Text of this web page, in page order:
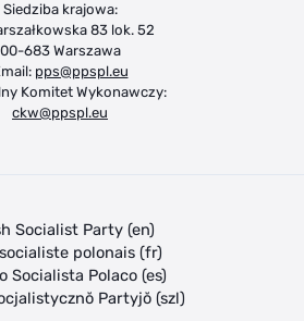
Siedziba krajowa:
83 lok. 52
00-683 Warszawa
pps@ppspl.eu
Komitet Wykonawczy:
ckw@ppspl.eu
Socialist Party (en)
polonais (fr)
Socialista Polaco (es)
Partyjŏ (szl)